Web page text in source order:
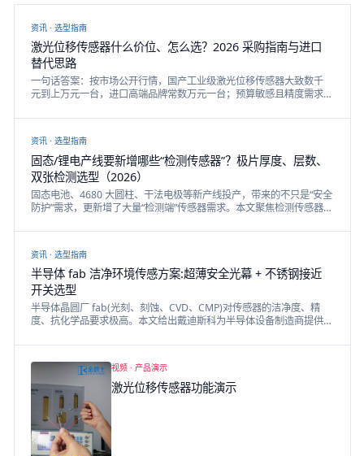
资讯 ·选型指南
激光位移传感器什么价位、怎么选？2026 采购指南与进口
替代思路
一句话答案：按市场公开行情，国产工业级激光位移传感器大致数千
元到上万元一台，进口高端品牌常数万元一台；预算敏感且精度需求
角测距 vs TOF 怎么选、价格构成、五个采购决策点与进口替代验证方
资讯 ·选型指南
固态/锂电产线要新增哪些“检测传感器”？极片厚度、层数、
双张检测选型（2026）
固态电池、4680 大圆柱、干法电极等新产线投产，带来的不只是“安全
防护”需求，更新增了大量“检测端”传感器需求。本文聚焦检测传感器
光纤（叠片层数/双张/到位），给出按工位的选型对照与决策树。
资讯 ·选型指南
半导体 fab 洁净环境传感方案:超薄安全光幕 + 不锈钢接近
开关选型
半导体晶圆厂 fab(光刻、刻蚀、CVD、CMP)对传感器的洁净度、精
度、抗化学品要求极高。本文给出戴迪斯科为半导体设备制造商提供
视频 ·产品演示
激光位移传感器功能演示